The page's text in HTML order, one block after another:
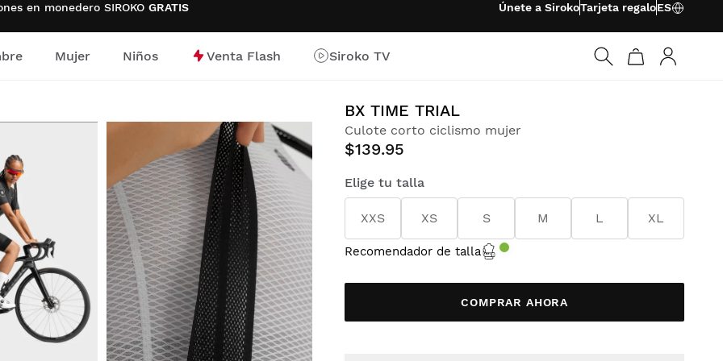
en monedero SIROKO GRATIS Únete a SirokoTarjeta regaloES
Mujer Niños Venta Flash
Siroko TV
BX TIME TRIAL
Culote corto ciclismo mujer
$139.95
Elige tu talla
XXS XS S M L XL
Recomendador de talla
COMPRAR AHORA